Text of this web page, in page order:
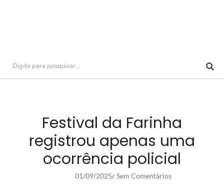
Festival da Farinha
registrou apenas uma
ocorrência policial
01/09/2025/ Sem Comentários